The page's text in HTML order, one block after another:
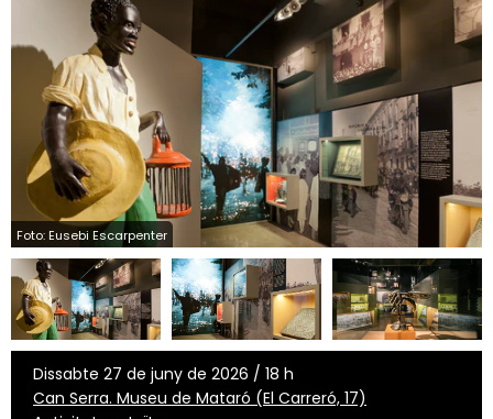
Foto: Eusebi Escarpenter
Dissabte 27 de juny de 2026 / 18 h
Can Serra. Museu de Mataró (El Carreró, 17)